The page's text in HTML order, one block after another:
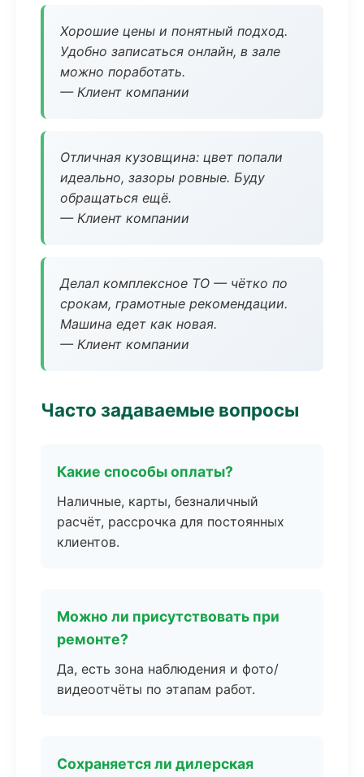
Хорошие цены и понятный подход.
Удобно записаться онлайн, в зале
можно поработать.
— Клиент компании
Отличная кузовщина: цвет попали
идеально, зазоры ровные. Буду
обращаться ещё.
— Клиент компании
Делал комплексное ТО — чётко по
срокам, грамотные рекомендации.
Машина едет как новая.
— Клиент компании
Часто задаваемые вопросы
Какие способы оплаты?
Наличные, карты, безналичный
расчёт, рассрочка для постоянных
клиентов.
Можно ли присутствовать при
ремонте?
Да, есть зона наблюдения и фото/
видеоотчёты по этапам работ.
Сохраняется ли дилерская